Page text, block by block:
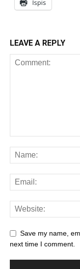
Ispis
LEAVE A REPLY
Save my name,
next time I comment.